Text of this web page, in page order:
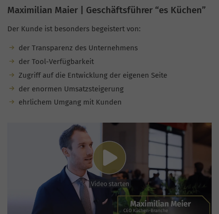
Maximilian Maier | Geschäftsführer “es Küchen”
Der Kunde ist besonders begeistert von:
der Transparenz des Unternehmens
der Tool-Verfügbarkeit
Zugriff auf die Entwicklung der eigenen Seite
der enormen Umsatzsteigerung
ehrlichem Umgang mit Kunden